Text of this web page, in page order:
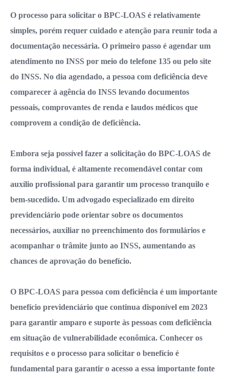
O processo para solicitar o BPC-LOAS é relativamente
simples, porém requer cuidado e atenção para reunir toda a
documentação necessária. O primeiro passo é agendar um
atendimento no INSS por meio do telefone 135 ou pelo site
do INSS. No dia agendado, a pessoa com deficiência deve
comparecer à agência do INSS levando documentos
pessoais, comprovantes de renda e laudos médicos que
comprovem a condição de deficiência.
Embora seja possível fazer a solicitação do BPC-LOAS de
forma individual, é altamente recomendável contar com
auxílio profissional para garantir um processo tranquilo e
bem-sucedido. Um advogado especializado em direito
previdenciário pode orientar sobre os documentos
necessários, auxiliar no preenchimento dos formulários e
acompanhar o trâmite junto ao INSS, aumentando as
chances de aprovação do benefício.
O BPC-LOAS para pessoa com deficiência é um importante
benefício previdenciário que continua disponível em 2023
para garantir amparo e suporte às pessoas com deficiência
em situação de vulnerabilidade econômica. Conhecer os
requisitos e o processo para solicitar o benefício é
fundamental para garantir o acesso a essa importante fonte